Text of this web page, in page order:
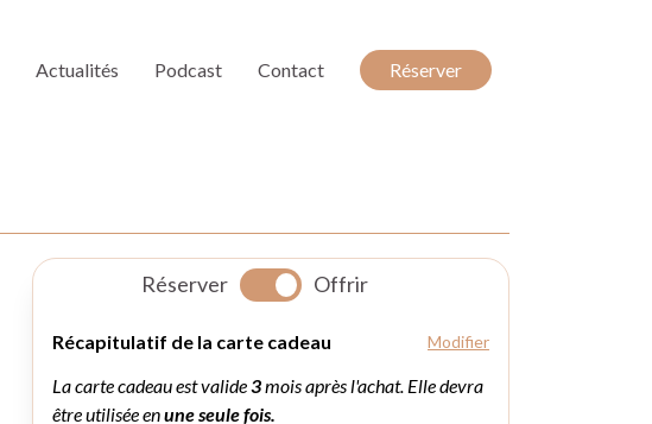
Actualités Podcast Contact Réserver
Réserver Offrir